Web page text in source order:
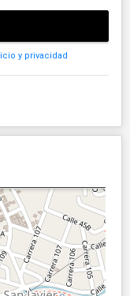
y privacidad